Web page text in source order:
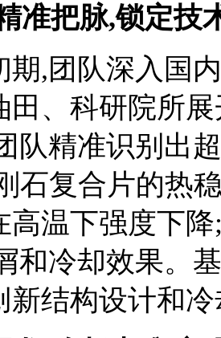
准把脉,锁定技
期,团队深入国
田、科研院所
队精准识别出
石复合片的热
高温下强度下
和冷却效果。
新结构设计和